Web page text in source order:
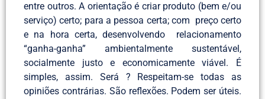
entre outros. A orientação é criar produto (bem e/ou
serviço) certo; para a pessoa certa; com preço certo
e na hora certa, desenvolvendo relacionamento
“ganha-ganha” ambientalmente sustentável,
socialmente justo e economicamente viável. É
simples, assim. Será ? Respeitam-se todas as
opiniões contrárias. São reflexões. Podem ser úteis.